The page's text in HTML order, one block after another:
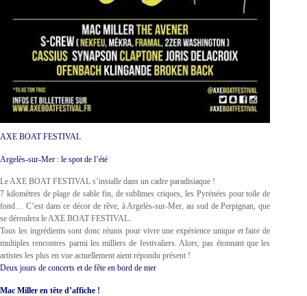
AXE BOAT FESTIVAL
Argelès-sur-Mer : le spot de l’été
Le AXE BOAT FESTIVAL s’installe dans un cadre paradisiaque !
7 kilomètres de plage de sable fin, de sublimes criques, les Pyrénées pour toile de
fond… C’est dans ce décor de rêve, à Argelès-sur-Mer, au sud de Perpignan, que
se déroulera le AXE BOAT FESTIVAL.
Tous les ingrédients sont donc réunis pour vivre une expérience unique et faire de
multiples rencontres parmi les milliers de festivaliers. Alors, pas étonnant que les
artistes les plus en vue actuellement aient répondu présent !
Deux jours de concerts et de fête en bord de mer
Mac Miller en tête d’affiche !